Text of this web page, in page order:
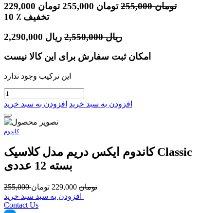
229,000 تومان 255,000تومان 255,000 تومان
10
٪ تخفیف
2,290,000 ریال 2,550,000 ریال
امکان ثبت سفارش برای این کالا نیست
این ترکیب وجود ندارد
افزودن به سبد خرید افزودن به سبد خرید
کاندوم
کاندوم ایکس دریم مدل کلاسیک Classic
بسته 12 عددی
255,000 تومان 229,000 تومان
Contact Us